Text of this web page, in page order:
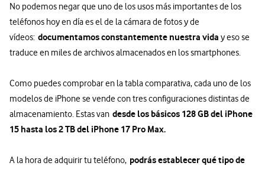
No podemos negar que uno de los usos más importantes de los
teléfonos hoy en día es el de la cámara de fotos y de
vídeos: documentamos constantemente nuestra vida y eso se
traduce en miles de archivos almacenados en los smartphones.
Como puedes comprobar en la tabla comparativa, cada uno de los
modelos de iPhone se vende con tres configuraciones distintas de
almacenamiento. Estas van desde los básicos 128 GB del iPhone
15 hasta los 2 TB del iPhone 17 Pro Max.
A la hora de adquirir tu teléfono, podrás establecer qué tipo de